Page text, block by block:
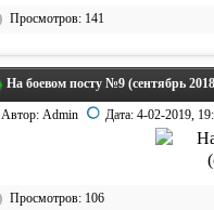
Просмотров: 141
На боевом посту №9 (сентябрь
Автор: Admin Дата: 4-02-2019,
Просмотров: 106